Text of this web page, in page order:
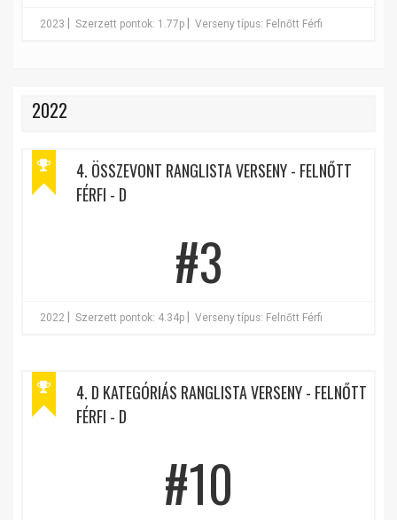
2023 Szerzett pontok: 1.77p Verseny típus: Felnőtt Férfi
2022
4. ÖSSZEVONT RANGLISTA VERSENY - FELNŐTT
FÉRFI - D
#3
2022 Szerzett pontok: 4.34p Verseny típus: Felnőtt Férfi
4. D KATEGÓRIÁS RANGLISTA VERSENY - FELNŐTT
FÉRFI - D
#10